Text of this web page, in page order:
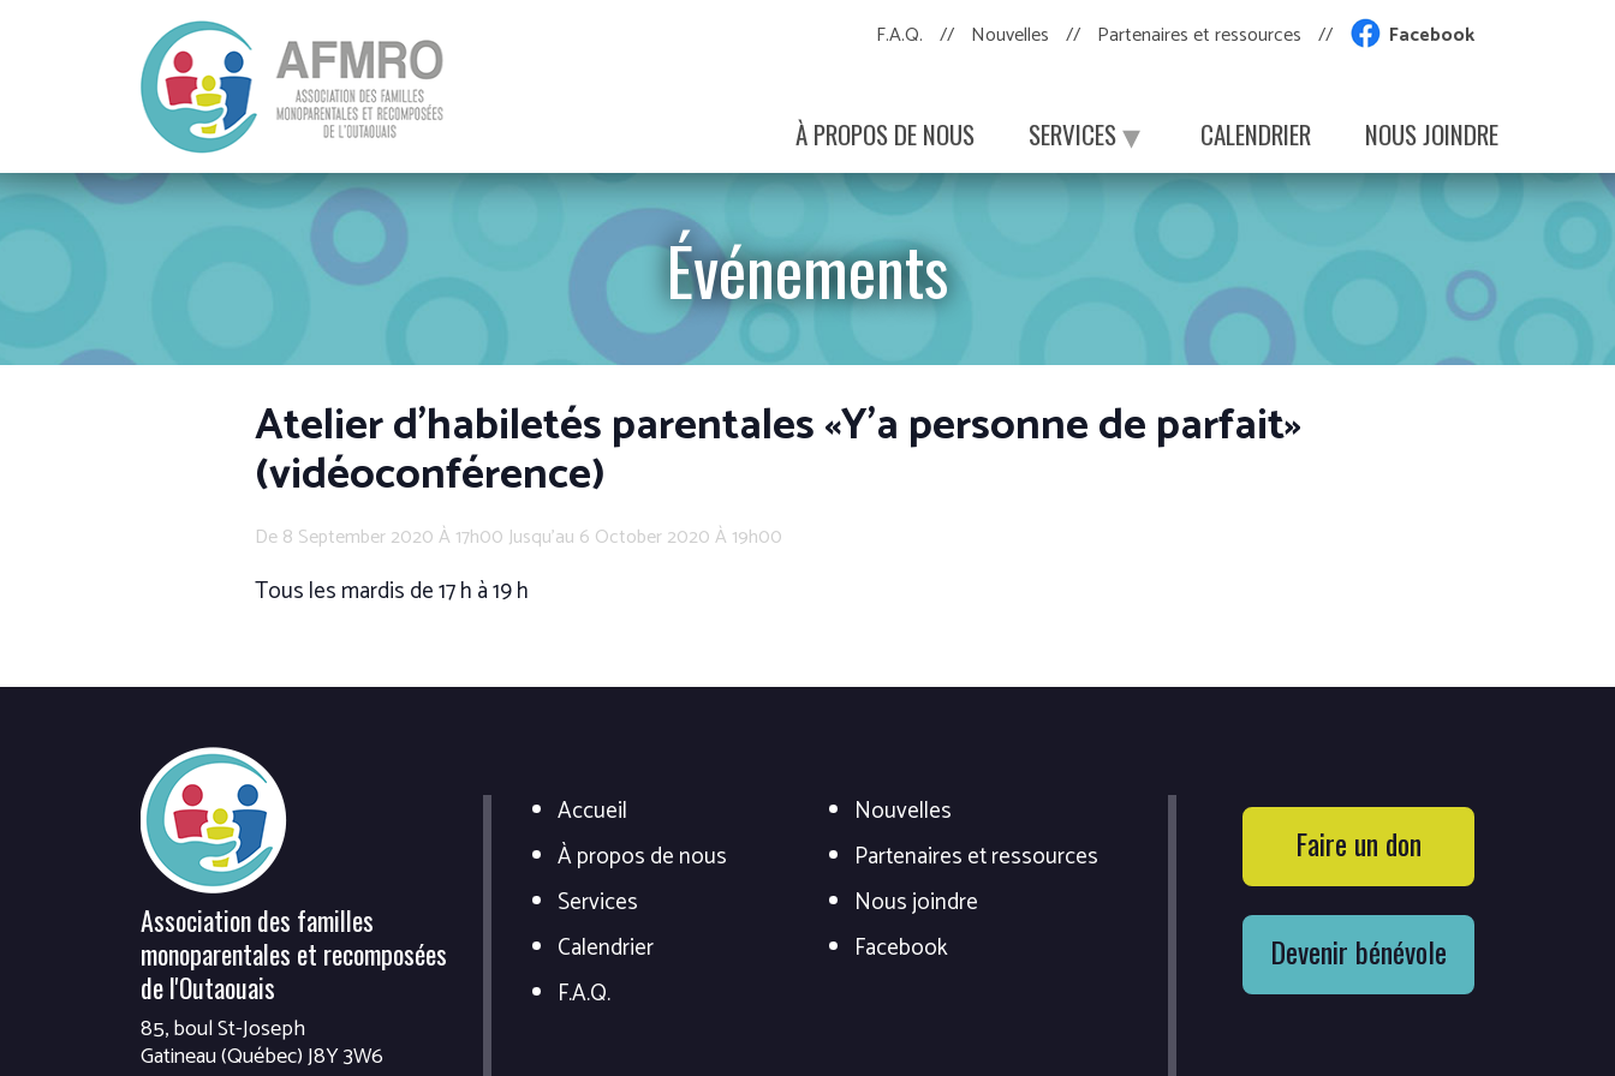
F.A.Q. Nouvelles Partenaires et ressources Facebook
À PROPOS DE NOUS SERVICES CALENDRIER NOUS JOINDRE
Événements
Atelier d’habiletés parentales «Y’a personne de parfait»
(vidéoconférence)
De 8 September 2020 À 17h00 Jusqu'au 6 October 2020 À 19h00
Tous les mardis de 17 h à 19 h
Association des familles
monoparentales et recomposées
de l'Outaouais
85, boul St-Joseph
Gatineau (Québec) J8Y 3W6
Accueil
À propos de nous
Services
Calendrier
F.A.Q.
Nouvelles
Partenaires et ressources
Nous joindre
Facebook
Faire un don
Devenir bénévole